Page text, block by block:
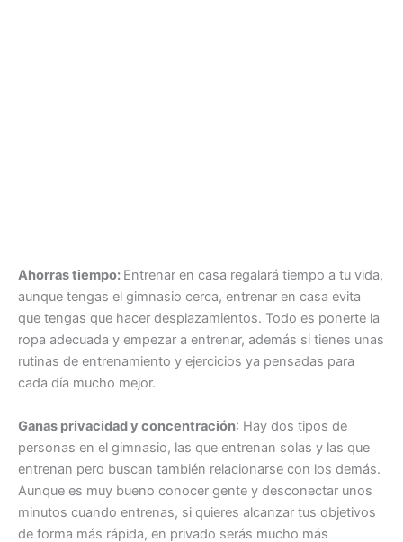
Ahorras tiempo: Entrenar en casa regalará tiempo a tu vida,
aunque tengas el gimnasio cerca, entrenar en casa evita
que tengas que hacer desplazamientos. Todo es ponerte la
ropa adecuada y empezar a entrenar, además si tienes unas
rutinas de entrenamiento y ejercicios ya pensadas para
cada día mucho mejor.
Ganas privacidad y concentración: Hay dos tipos de
personas en el gimnasio, las que entrenan solas y las que
entrenan pero buscan también relacionarse con los demás.
Aunque es muy bueno conocer gente y desconectar unos
minutos cuando entrenas, si quieres alcanzar tus objetivos
de forma más rápida, en privado serás mucho más